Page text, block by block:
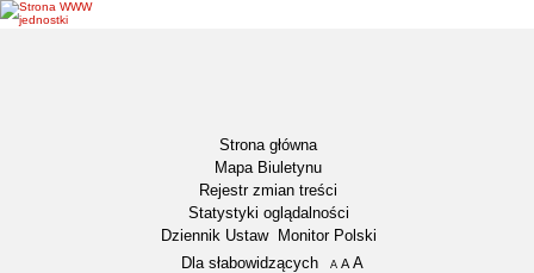
Strona główna
Mapa Biuletynu
Rejestr zmian treści
Statystyki oglądalności
Dziennik Ustaw
Monitor Polski
Menu dodatkowe
Dla słabowidzących A pomniejsz czcionkę
A standardowy rozmiar czcionki
A